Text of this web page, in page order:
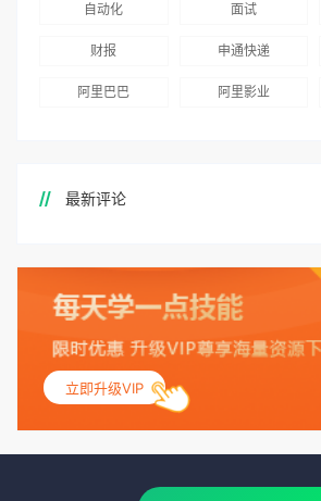
自动化 面试
财报 申通快递
阿里巴巴 阿里影业
最新评论
立即升级VIP